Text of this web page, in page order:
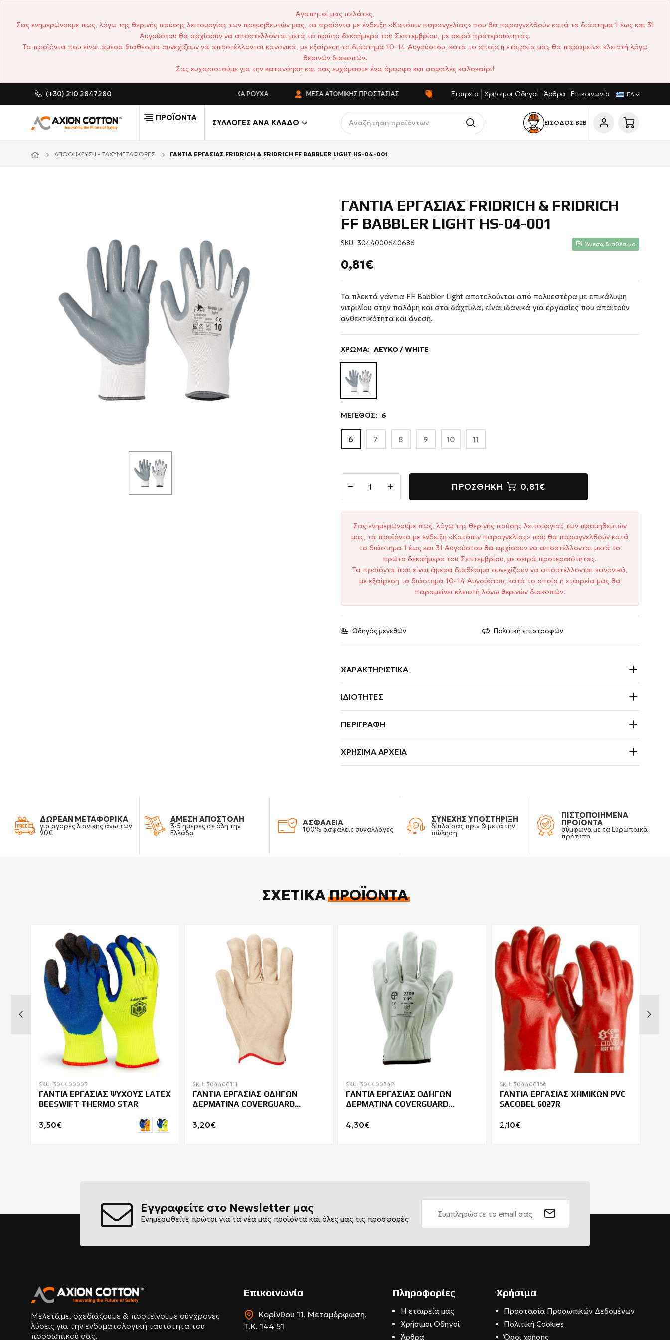
Αγαπητοί μας πελάτες,
Σας ενημερώνουμε πως, λόγω της θερινής παύσης λειτουργίας των προμηθευτών μας, τα προϊόντα με ένδειξη «Κατόπιν παραγγελίας» που θα παραγγελθούν κατά το διάστημα 1 έως και 31
Αυγούστου θα αρχίσουν να αποστέλλονται μετά το πρώτο δεκαήμερο του Σεπτεμβρίου, με σειρά προτεραιότητας.
Τα προϊόντα που είναι άμεσα διαθέσιμα συνεχίζουν να αποστέλλονται κανονικά, με εξαίρεση το διάστημα 10–14 Αυγούστου, κατά το οποίο η εταιρεία μας θα παραμείνει κλειστή λόγω
θερινών διακοπών.
Σας ευχαριστούμε για την κατανόηση και σας ευχόμαστε ένα όμορφο και ασφαλές καλοκαίρι!
(+30) 210 2847280 CUSTOM MADE ΕΠΑΓΓΕΛΜΑΤΙΚΆ ΡΟΎΧΑ ΜΈΣΑ ΑΤΟΜΙΚΉΣ ΠΡΟΣΤΑΣΊΑΣ ΑΝΤΑΓΩΝΙΣΤΙΚΈΣ ΤΙΜΈΣ ΣΎΝΤΟΜΟΙ ΧΡΌΝΟΙ ΠΑΡΆΔΟΣΗΣ
Εταιρεία Χρήσιμοι Οδηγοί Άρθρα Επικοινωνία ΕΛ
ΠΡΟΪΟΝΤΑ
ΣΥΛΛΟΓΈΣ ΑΝΆ ΚΛΆΔΟ ΕΙΣΟΔΟΣ Β2Β
ΑΠΟΘΉΚΕΥΣΗ - ΤΑΧΥΜΕΤΑΦΟΡΈΣ ΓΑΝΤΙΑ ΕΡΓΑΣΙΑΣ FRIDRICH & FRIDRICH FF BABBLER LIGHT HS-04-001
ΓΑΝΤΙΑ ΕΡΓΑΣΙΑΣ FRIDRICH & FRIDRICH
FF BABBLER LIGHT HS-04-001
SKU: 3044000640686 Άμεσα διαθέσιμο
0,81€
Τα πλεκτά γάντια FF Babbler Light αποτελούνται από πολυεστέρα με επικάλυψη
νιτριλίου στην παλάμη και στα δάχτυλα, είναι ιδανικά για εργασίες που απαιτούν
ανθεκτικότητα και άνεση.
ΧΡΩΜΑ: ΛΕΥΚΟ / WHITE
ΜΕΓΕΘΟΣ: 6
6 7 8 9 10 11
ΠΡΟΣΘΉΚΗ 0,81€
Σας ενημερώνουμε πως, λόγω της θερινής παύσης λειτουργίας των προμηθευτών
μας, τα προϊόντα με ένδειξη «Κατόπιν παραγγελίας» που θα παραγγελθούν κατά
το διάστημα 1 έως και 31 Αυγούστου θα αρχίσουν να αποστέλλονται μετά το
πρώτο δεκαήμερο του Σεπτεμβρίου, με σειρά προτεραιότητας.
Τα προϊόντα που είναι άμεσα διαθέσιμα συνεχίζουν να αποστέλλονται κανονικά,
με εξαίρεση το διάστημα 10–14 Αυγούστου, κατά το οποίο η εταιρεία μας θα
παραμείνει κλειστή λόγω θερινών διακοπών.
Οδηγός μεγεθών Πολιτική επιστροφών
ΧΑΡΑΚΤΗΡΙΣΤΙΚΆ
ΙΔΙΌΤΗΤΕΣ
ΠΕΡΙΓΡΑΦΉ
ΧΡΉΣΙΜΑ ΑΡΧΕΊΑ
ΔΩΡΕΑΝ ΜΕΤΑΦΟΡΙΚΑ
για αγορές λιανικής άνω των
90€
ΑΜΕΣΗ ΑΠΟΣΤΟΛΗ
3-5 ημέρες σε όλη την
Ελλάδα
ΑΣΦΑΛΕΙΑ
100% ασφαλείς συναλλαγές
ΣΥΝΕΧΗΣ ΥΠΟΣΤΗΡΙΞΗ
δίπλα σας πριν & μετά την
πώληση
ΠΙΣΤΟΠΟΙΗΜΕΝΑ
ΠΡΟΪΟΝΤΑ
σύμφωνα με τα Ευρωπαϊκά
πρότυπα
ΣΧΕΤΙΚΆΠΡΟΪΌΝΤΑ
SKU: 304400003
ΓΑΝΤΙΑ ΕΡΓΑΣΙΑΣ ΨΥΧΟΥΣ LATEX
BEESWIFT THERMO STAR
3,50€
SKU: 304400111
ΓΑΝΤΙΑ ΕΡΓΑΣΙΑΣ ΟΔΗΓΩΝ
ΔΕΡΜΑΤΙΝΑ COVERGUARD
3,20€
SKU: 304400242
ΓΑΝΤΙΑ ΕΡΓΑΣΙΑΣ ΟΔΗΓΩΝ
ΔΕΡΜΑΤΙΝΑ COVERGUARD
4,30€
SKU: 304400166
ΓΑΝΤΙΑ ΕΡΓΑΣΙΑΣ ΧΗΜΙΚΩΝ PVC
SACOBEL 6027R
2,10€
Εγγραφείτε στο Newsletter μας
Ενημερωθείτε πρώτοι για τα νέα μας προϊόντα και όλες μας τις προσφορές
Μελετάμε, σχεδιάζουμε & προτείνουμε σύγχρονες
λύσεις για την ενδυματολογική ταυτότητα του
προσωπικού σας.
Επικοινωνία
Κορίνθου 11, Μεταμόρφωση,
Τ.Κ. 144 51
Πληροφορίες
Η εταιρεία μας
Χρήσιμοι Οδηγοί
Άρθρα
Χρήσιμα
Προστασία Προσωπικών Δεδομένων
Πολιτική Cookies
Όροι χρήσης